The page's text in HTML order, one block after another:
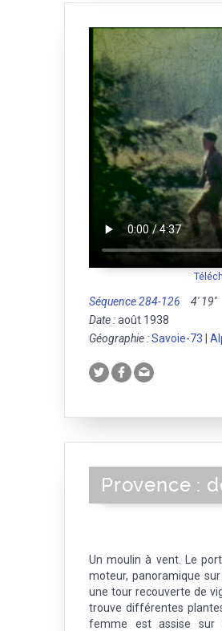
Séquence 284-126 4' 19''
Date :août 1938
Géographie :Savoie-73
Provence :
Un moulin à vent. Le
moteur, panoramique
une tour recouverte de
trouve différentes
femme est assise sur